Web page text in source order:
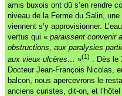
amis buxois ont dû s’en rendre
niveau de la Ferme du Salin,
viennent s’y approvisionner.
vertus qui « paraissent convenir
obstructions, aux paralysies
aux vieux ulcères… »(1)
. Dès
Docteur Jean-François Nicolas,
balcon, nous apercevrons le
anciens curistes, dit-on, et